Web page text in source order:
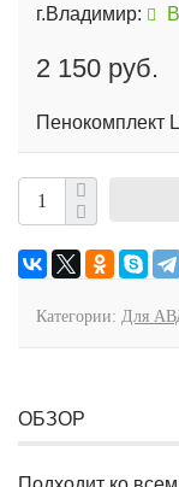
г.Владимир:
2 150 руб.
Пенокомплект
Категории: Для
ОБЗОР